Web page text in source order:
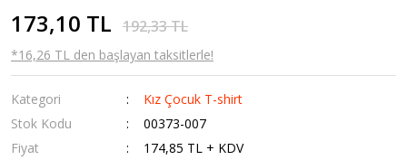
173,10 TL 192,33 TL
*16,26 TL den başlayan taksitlerle!
Kategori
Kız Çocuk T-shirt
Stok Kodu
00373-007
Fiyat
174,85 TL + KDV